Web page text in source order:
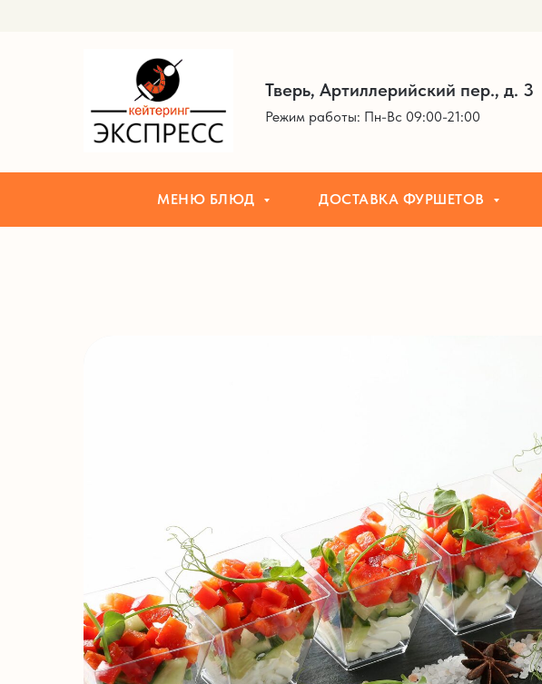
Режим работы: Пн-Вс 09:00-21:00
Тверь, Артиллерийский пер., д. 3
МЕНЮ БЛЮД ДОСТАВКА ФУРШЕТОВ